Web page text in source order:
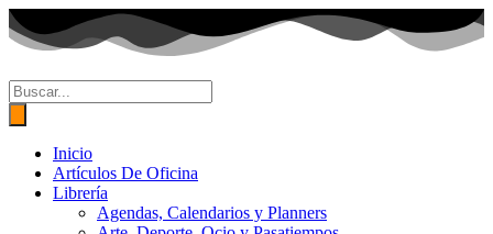
Ir
al
contenido
Búsqueda
de
productos
Inicio
Artículos De Oficina
Librería
Agendas, Calendarios y Planners